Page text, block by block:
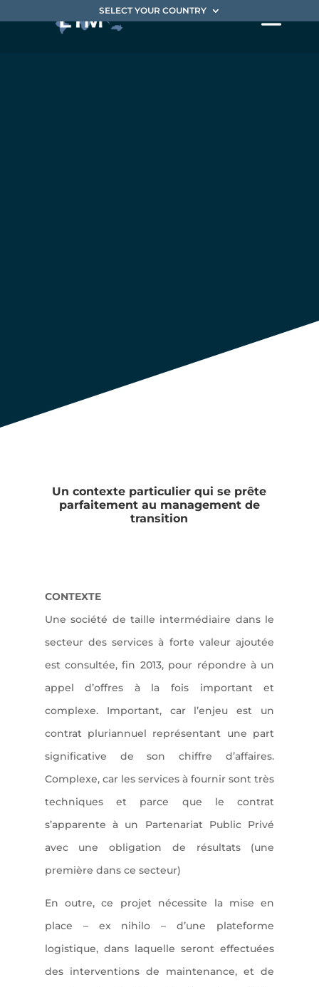
SELECT YOUR COUNTRY
Un contexte particulier qui se prête
parfaitement au management de
transition
CONTEXTE
Une société de taille intermédiaire dans le
secteur des services à forte valeur ajoutée
est consultée, fin 2013, pour répondre à un
appel d’offres à la fois important et
complexe. Important, car l’enjeu est un
contrat pluriannuel représentant une part
significative de son chiffre d’affaires.
Complexe, car les services à fournir sont très
techniques et parce que le contrat
s’apparente à un Partenariat Public Privé
avec une obligation de résultats (une
première dans ce secteur)
En outre, ce projet nécessite la mise en
place – ex nihilo – d’une plateforme
logistique, dans laquelle seront effectuées
des interventions de maintenance, et de